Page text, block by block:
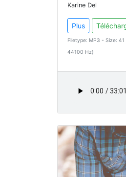
Karine Del
Plus
Filetype: MP3 - Size:
44100 Hz)